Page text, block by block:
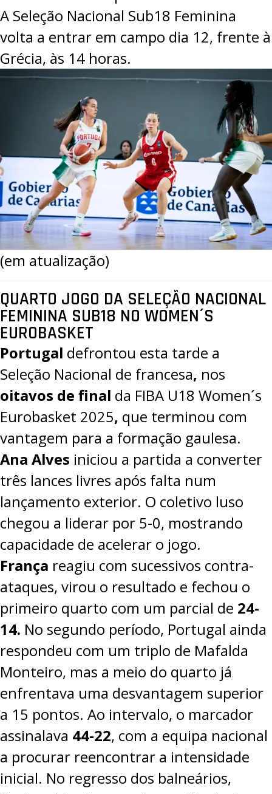
A Seleção Nacional Sub18 Feminina
volta a entrar em campo dia 12, frente à
Grécia, às 14 horas.
(em atualização)
QUARTO JOGO DA SELEÇÃO NACIONAL
FEMININA SUB18 NO WOMEN´S
EUROBASKET
Portugal defrontou esta tarde a
Seleção Nacional de francesa, nos
oitavos de final da FIBA U18 Women´s
Eurobasket 2025, que terminou com
vantagem para a formação gaulesa.
Ana Alves iniciou a partida a converter
três lances livres após falta num
lançamento exterior. O coletivo luso
chegou a liderar por 5-0, mostrando
capacidade de acelerar o jogo.
França reagiu com sucessivos contra-
ataques, virou o resultado e fechou o
primeiro quarto com um parcial de 24-
14. No segundo período, Portugal ainda
respondeu com um triplo de Mafalda
Monteiro, mas a meio do quarto já
enfrentava uma desvantagem superior
a 15 pontos. Ao intervalo, o marcador
assinalava 44-22, com a equipa nacional
a procurar reencontrar a intensidade
inicial. No regresso dos balneários,